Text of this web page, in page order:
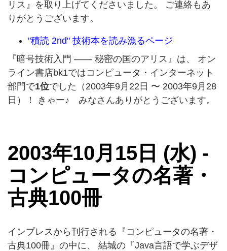
リス』を取り上げてくださいました。 ご連絡もあ
りがとうございます。
"積読 2nd" 技術本を読み漁るページ
『暗号技術入門 —— 秘密の国のアリス』は、 オン
ライン書店bk1ではコンピュータ・インターネット
部門で1位でした（2003年9月22日 〜 2003年9月28
日）！ きゃー♪ みなさんありがとうございます。
2003年10月15日 (水) -
コンピュータの名著・
古典100冊
インプレスから刊行される『コンピュータの名著・
古典100冊』の中に、 結城の『Java言語で学ぶデザ